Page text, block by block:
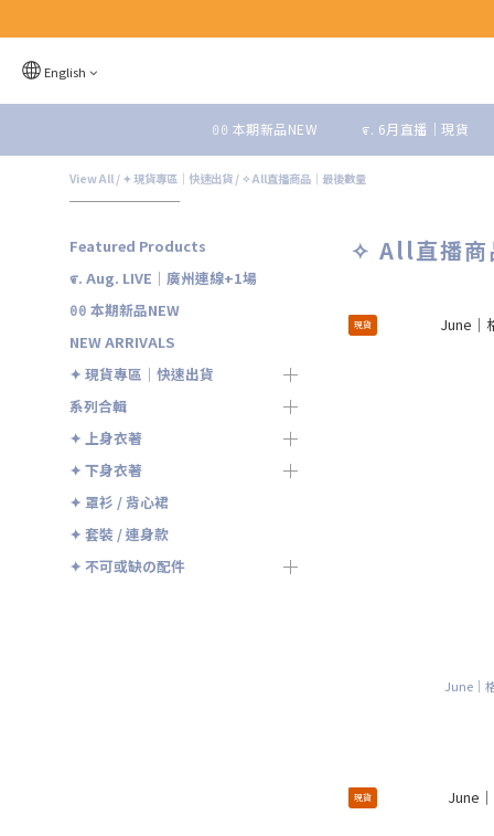
English
ꏿꏿ 本期新品NEW ೯. 6月直播｜現貨
View All / ✦ 現貨專區｜快速出貨 / ✧ All直播商品｜最後數量
Featured Products
೯. Aug. LIVE｜廣州連線+1場
ꏿꏿ 本期新品NEW
NEW ARRIVALS
✦ 現貨專區｜快速出貨
系列合輯
✦ 上身衣著
✦ 下身衣著
✦ 罩衫 / 背心裙
✦ 套裝 / 連身款
✦ 不可或缺の配件
✧ All直播商
現貨
June｜
現貨